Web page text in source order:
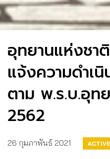
อุทยานแห่งชา
แจ้งความดำเ
ตาม ​พ.ร.บ.อุท
2562
26 กุมภาพันธ์ 2021